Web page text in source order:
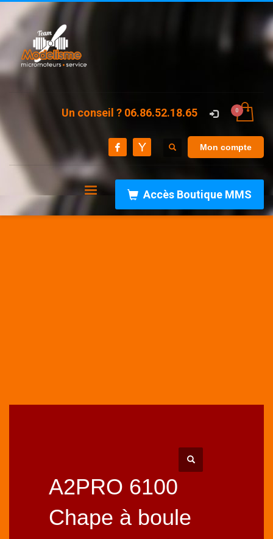
Un conseil ? 06.86.52.18.65
Mon compte
Accès Boutique MMS
A2PRO 6100
Chape à boule